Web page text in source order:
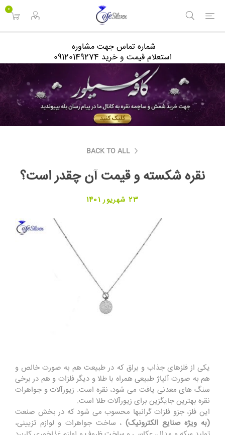
0
شماره تماس جهت مشاوره
استعلام قیمت و خرید 09120149274
BACK TO ALL
نقره شکسته و قیمت آن چقدر است؟
23 شهریور 1401
یکی از فلزهای جذاب و براق که در طبیعت هم به صورت خالص و
هم به صورت آلیاژ طبیعی همراه با طلا و دیگر فلزات و هم در برخی
سنگ های معدنی یافت می شود، نقره است. زیورآلات و جواهرات
نقره بهترین جایگزین برای زیورآلات طلا است.
این فلز، جزو فلزات گرانبها محسوب می شود که در بخش صنعت
(به ویژه صنایع الکترونیک) ، ساخت جواهرات و لوازم تزیینی،